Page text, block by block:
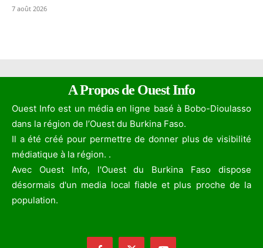
7 août 2026
A Propos de Ouest Info
Ouest Info est un média en ligne basé à Bobo-Dioulasso
dans la région de l’Ouest du Burkina Faso.
Il a été créé pour permettre de donner plus de visibilité
médiatique à la région. .
Avec Ouest Info, l'Ouest du Burkina Faso dispose
désormais d'un media local fiable et plus proche de la
population.